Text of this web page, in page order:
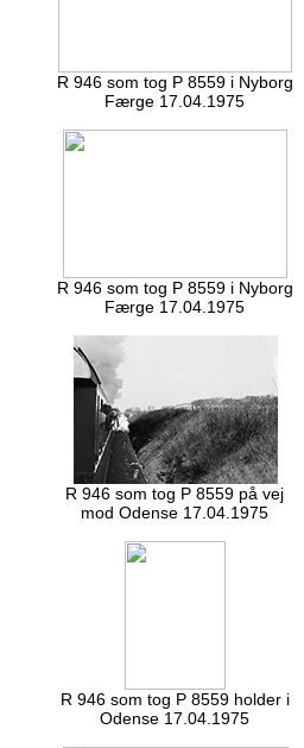
R 946 som tog P 8559 i Nyborg
Færge 17.04.1975
R 946 som tog P 8559 i Nyborg
Færge 17.04.1975
R 946 som tog P 8559 på vej
mod Odense 17.04.1975
R 946 som tog P 8559 holder i
Odense 17.04.1975